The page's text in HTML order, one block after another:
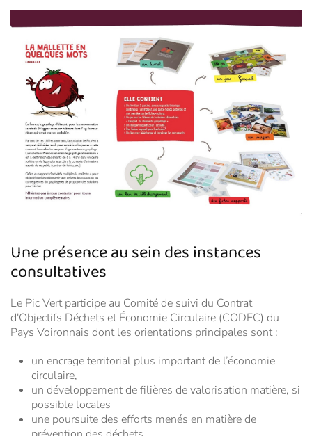
Une présence au sein des instances
consultatives
Le Pic Vert participe au Comité de suivi du Contrat
d'Objectifs Déchets et Économie Circulaire (CODEC) du
Pays Voironnais dont les orientations principales sont :
un encrage territorial plus important de l’économie
circulaire,
un développement de filières de valorisation matière, si
possible locales
une poursuite des efforts menés en matière de